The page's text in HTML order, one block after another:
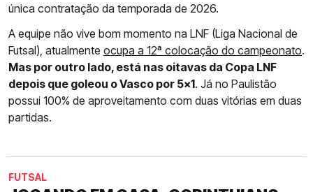
única contratação da temporada de 2026.
A equipe não vive bom momento na LNF (Liga Nacional de
Futsal), atualmente ocupa a 12ª colocação do campeonato.
Mas por outro lado, está nas oitavas da Copa LNF
depois que goleou o Vasco por 5x1. Já no Paulistão
possui 100% de aproveitamento com duas vitórias em duas
partidas.
FUTSAL